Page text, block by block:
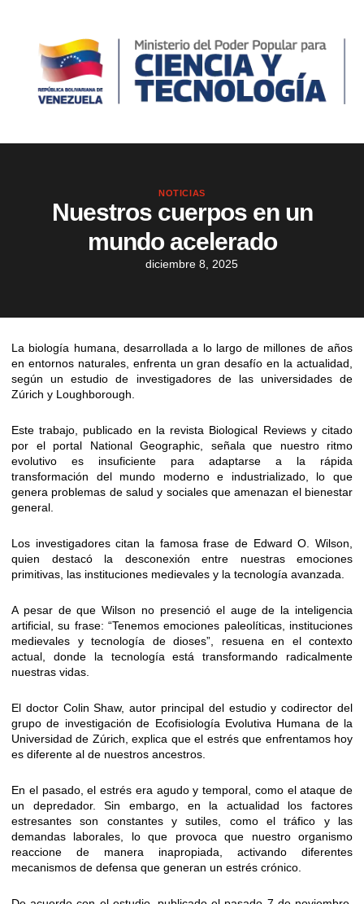
NOTICIAS
Nuestros cuerpos en un
mundo acelerado
diciembre 8, 2025
La biología humana, desarrollada a lo largo de millones de años
en entornos naturales, enfrenta un gran desafío en la actualidad,
según un estudio de investigadores de las universidades de
Zúrich y Loughborough.
Este trabajo, publicado en la revista Biological Reviews y citado
por el portal National Geographic, señala que nuestro ritmo
evolutivo es insuficiente para adaptarse a la rápida
transformación del mundo moderno e industrializado, lo que
genera problemas de salud y sociales que amenazan el bienestar
general.
Los investigadores citan la famosa frase de Edward O. Wilson,
quien destacó la desconexión entre nuestras emociones
primitivas, las instituciones medievales y la tecnología avanzada.
A pesar de que Wilson no presenció el auge de la inteligencia
artificial, su frase: “Tenemos emociones paleolíticas, instituciones
medievales y tecnología de dioses”, resuena en el contexto
actual, donde la tecnología está transformando radicalmente
nuestras vidas.
El doctor Colin Shaw, autor principal del estudio y codirector del
grupo de investigación de Ecofisiología Evolutiva Humana de la
Universidad de Zúrich, explica que el estrés que enfrentamos hoy
es diferente al de nuestros ancestros.
En el pasado, el estrés era agudo y temporal, como el ataque de
un depredador. Sin embargo, en la actualidad los factores
estresantes son constantes y sutiles, como el tráfico y las
demandas laborales, lo que provoca que nuestro organismo
reaccione de manera inapropiada, activando diferentes
mecanismos de defensa que generan un estrés crónico.